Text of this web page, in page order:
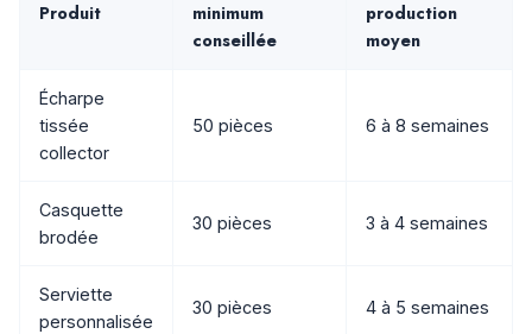
Produit
minimum
conseillée
production
moyen
Écharpe
tissée
collector
50 pièces 6 à 8 semaines
Casquette
brodée
30 pièces 3 à 4 semaines
Serviette
personnalisée
30 pièces 4 à 5 semaines